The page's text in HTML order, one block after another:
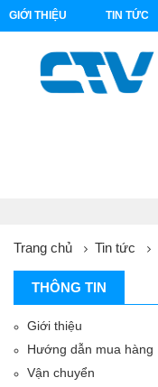
GIỚI THIỆU TIN TỨC
Trang chủ Tin tức
THÔNG TIN
Giới thiệu
Hướng dẫn mua hàng
Vận chuyển